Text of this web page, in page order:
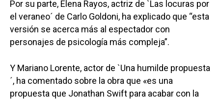
Por su parte, Elena Rayos, actriz de `Las locuras por
el veraneo´ de Carlo Goldoni, ha explicado que “esta
versión se acerca más al espectador con
personajes de psicología más compleja”.
Y Mariano Lorente, actor de `Una humilde propuesta
´, ha comentado sobre la obra que «es una
propuesta que Jonathan Swift para acabar con la